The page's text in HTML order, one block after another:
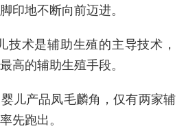
印地不断向前迈进。
技术是辅助生殖的主导技术，
高的辅助生殖手段。
儿产品凤毛麟角，仅有两家辅
先跑出。